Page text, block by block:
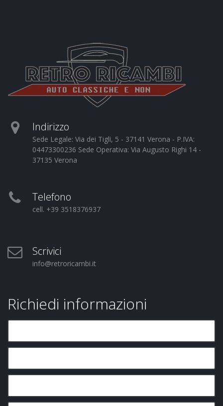
Indirizzo
Sede Legale: Via dei Tigli, 5 - 37141 Verona - P.IVA:
04473300236 Sede Operativa: Via Augusto Righi 14 -
37135 Verona
Telefono
cell. +39 3518376937
Scrivici
info@retroricambi.it
Richiedi informazioni